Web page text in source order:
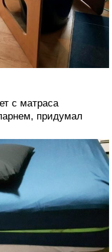
с матраса
придумал